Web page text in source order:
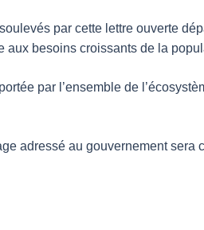
par cette lettre ouverte
aux besoins croissants de la
par l’ensemble de
adressé au gouvernement